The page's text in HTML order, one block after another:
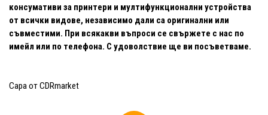
консумативи за принтери и мултифункционални устройства
от всички видове, независимо дали са оригинални или
съвместими. При всякакви въпроси се свържете с нас по
имейл или по телефона. С удоволствие ще ви посъветваме.
Сара от CDRmarket